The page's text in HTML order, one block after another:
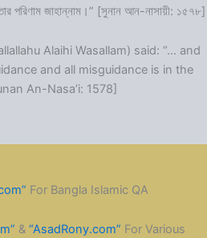
পরিণাম জাহান্নাম।” [সুনান আন-নাসায়ী: ১৫৭৮]
Alaihi Wasallam) said: “… and
and all misguidance is in the
An-Nasa’i: 1578]
For Bangla Islamic QA
& “AsadRony.com” For Various